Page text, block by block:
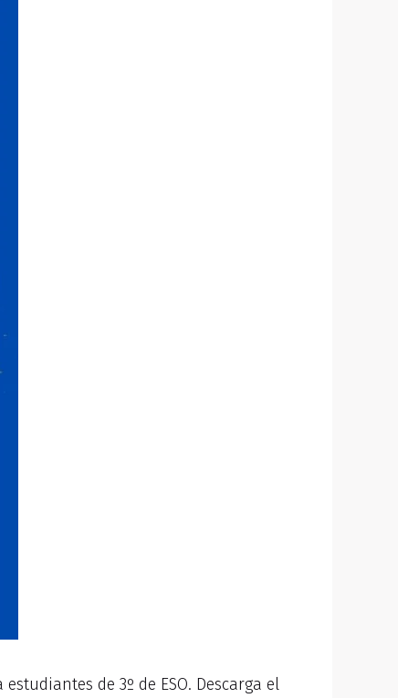
estudiantes de 3º de ESO. Descarga el